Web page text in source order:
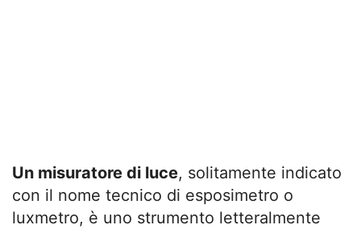
Un misuratore di luce, solitamente indicato
con il nome tecnico di esposimetro o
luxmetro, è uno strumento letteralmente